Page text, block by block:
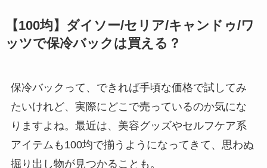
すすめも紹介！
【100均】ダイソー/セ
は買える？手動・電
動・ワンハンドの違い
もわかりやすく解説！
【100均】ダイソー/セ
リア等でチャイルドシ
【100均】ダイソー/セリア/キャンドゥ/ワ
ッツで保冷バックは買える？
保冷バックって、できれば手頃な価格で試してみ
たいけれど、実際にどこで売っているのか気にな
りますよね。最近は、美容グッズやセルフケア系
アイテムも100均で揃うようになってきて、思わぬ
掘り出し物が見つかることも。